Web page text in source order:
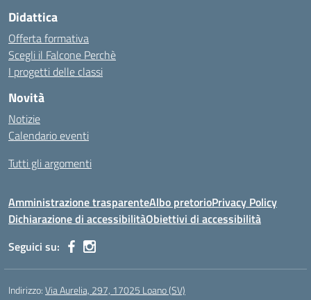
Didattica
Offerta formativa
Scegli il Falcone Perchè
I progetti delle classi
Novità
Notizie
Calendario eventi
Tutti gli argomenti
Amministrazione trasparenteAlbo pretorioPrivacy Policy
Dichiarazione di accessibilitàObiettivi di accessibilità
Seguici su:
Indirizzo:Via Aurelia, 297, 17025 Loano (SV)